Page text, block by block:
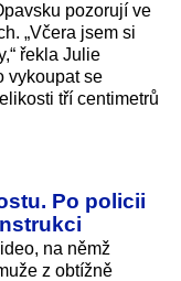
pozorují ve
„Včera jsem si
řekla Julie
vykoupat se
tří centimetrů
Po policii
na němž
z obtížně